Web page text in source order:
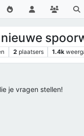
2 plaatsers 1.4k
je vragen stellen!